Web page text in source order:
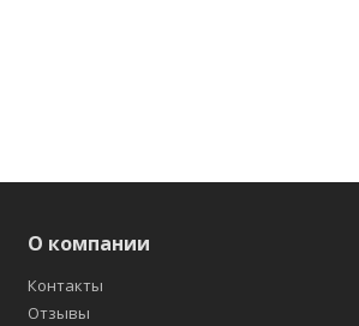
О компании
Контакты
Отзывы